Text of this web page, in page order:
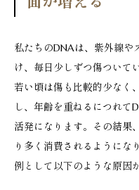
私たちのDNAは、紫外線や
け、毎日少しずつ傷ついて
若い頃は傷も比較的少なく
し、年齢を重ねるにつれて
活発になります。その結果
り多く消費されるようにな
例として以下のような原因